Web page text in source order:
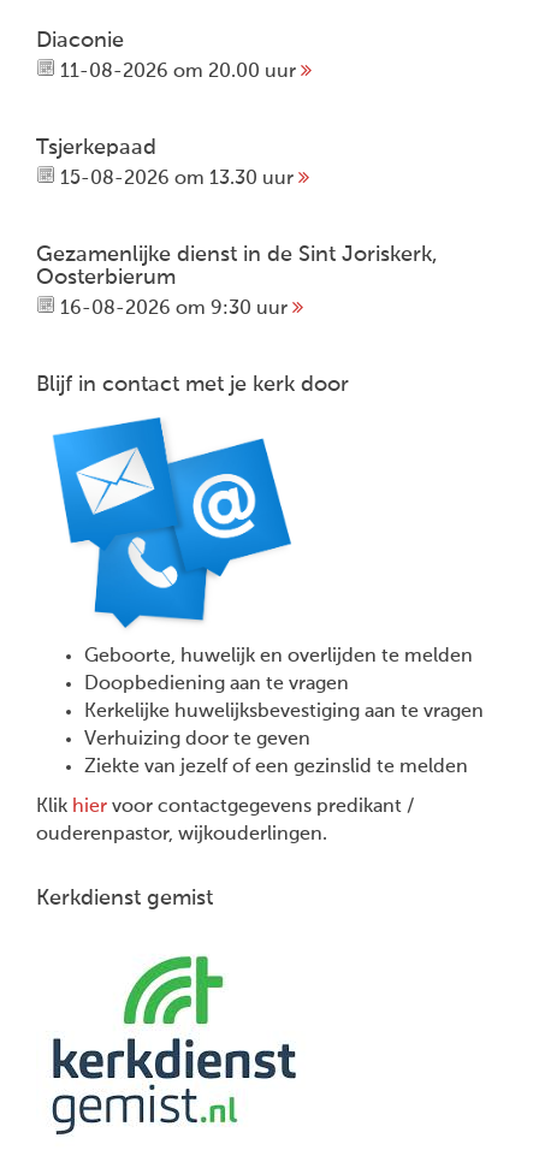
Diaconie
11-08-2026 om 20.00 uur
Tsjerkepaad
15-08-2026 om 13.30 uur
Gezamenlijke dienst in de Sint Joriskerk,
Oosterbierum
16-08-2026 om 9:30 uur
Blijf in contact met je kerk door
Geboorte, huwelijk en overlijden te melden
Doopbediening aan te vragen
Kerkelijke huwelijksbevestiging aan te vragen
Verhuizing door te geven
Ziekte van jezelf of een gezinslid te melden
Klik hier voor contactgegevens predikant /
ouderenpastor, wijkouderlingen.
Kerkdienst gemist